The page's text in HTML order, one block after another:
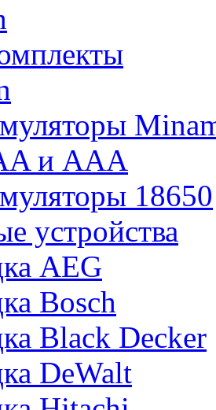
и AAA
18650
устройства
AEG
Bosch
Black Decker
DeWalt